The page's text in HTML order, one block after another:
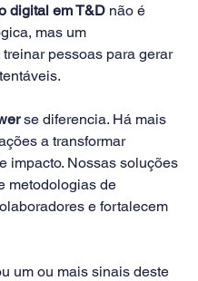
digital em T&D não é
mas um
pessoas para gerar
se diferencia. Há mais
a transformar
impacto. Nossas soluções
metodologias de
e fortalecem
um ou mais sinais deste